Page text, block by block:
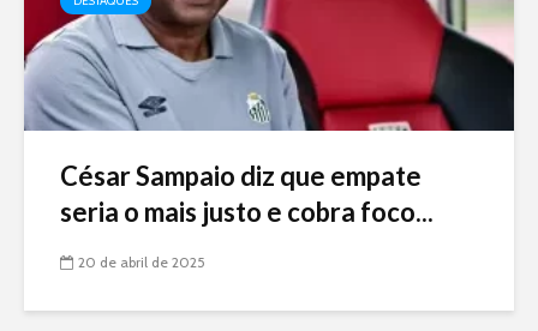
César Sampaio diz que empate
seria o mais justo e cobra foco...
20 de abril de 2025